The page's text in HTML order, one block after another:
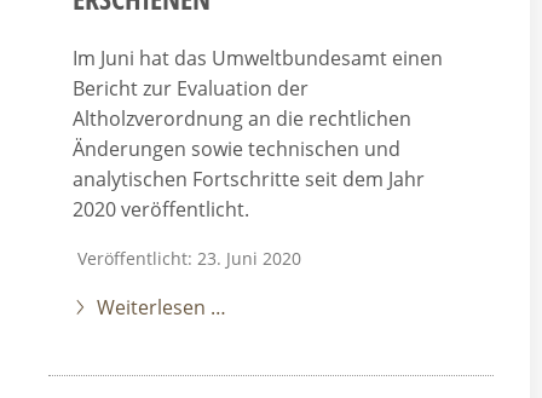
Im Juni hat das Umweltbundesamt einen
Bericht zur Evaluation der
Altholzverordnung an die rechtlichen
Änderungen sowie technischen und
analytischen Fortschritte seit dem Jahr
2020 veröffentlicht.
Veröffentlicht: 23. Juni 2020
Weiterlesen …